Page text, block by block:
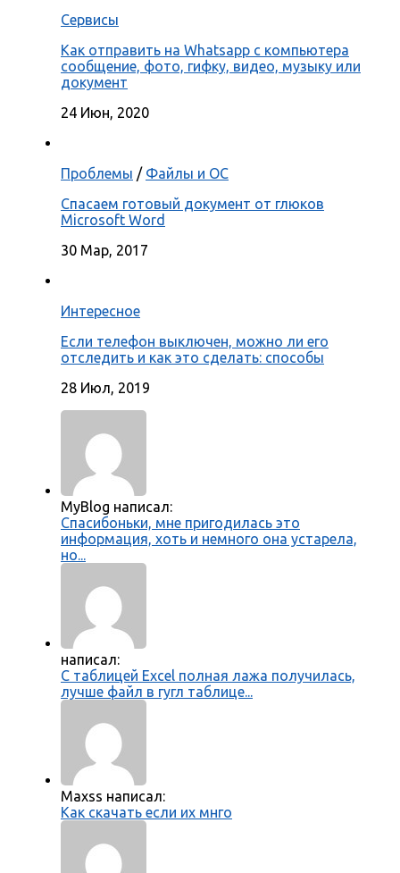
Сервисы
Как отправить на Whatsapp с компьютера
сообщение, фото, гифку, видео, музыку или
документ
24 Июн, 2020
Проблемы / Файлы и ОС
Спасаем готовый документ от глюков
Microsoft Word
30 Мар, 2017
Интересное
Если телефон выключен, можно ли его
отследить и как это сделать: способы
28 Июл, 2019
MyBlog написал:
Спасибоньки, мне пригодилась это
информация, хоть и немного она устарела,
но...
написал:
С таблицей Excel полная лажа получилась,
лучше файл в гугл таблице...
Maxss написал:
Как скачать если их мнго